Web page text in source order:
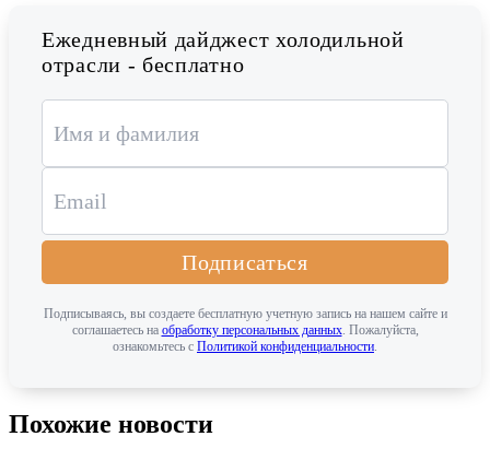
Ежедневный дайджест холодильной
отрасли - бесплатно
Подписаться
Подписываясь, вы создаете бесплатную учетную запись на нашем сайте и
соглашаетесь на обработку персональных данных. Пожалуйста,
ознакомьтесь с Политикой конфиденциальности.
Похожие новости